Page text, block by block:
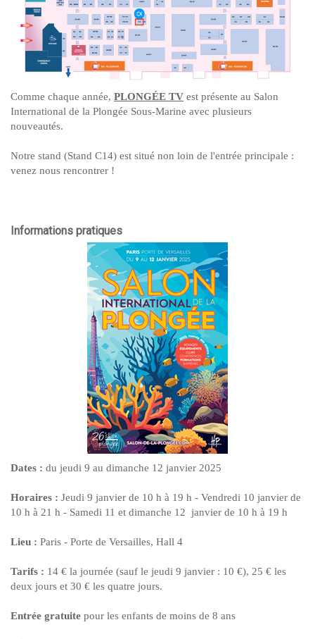
Comme chaque année, PLONGÉE TV est présente au Salon
International de la Plongée Sous-Marine avec plusieurs
nouveautés.
Notre stand (Stand C14) est situé non loin de l'entrée principale :
venez nous rencontrer !
Informations pratiques
Dates : du jeudi 9 au dimanche 12 janvier 2025
Horaires : Jeudi 9 janvier de 10 h à 19 h - Vendredi 10 janvier de
10 h à 21 h - Samedi 11 et dimanche 12 janvier de 10 h à 19 h
Lieu : Paris - Porte de Versailles, Hall 4
Tarifs : 14 € la journée (sauf le jeudi 9 janvier : 10 €), 25 € les
deux jours et 30 € les quatre jours.
Entrée gratuite pour les enfants de moins de 8 ans